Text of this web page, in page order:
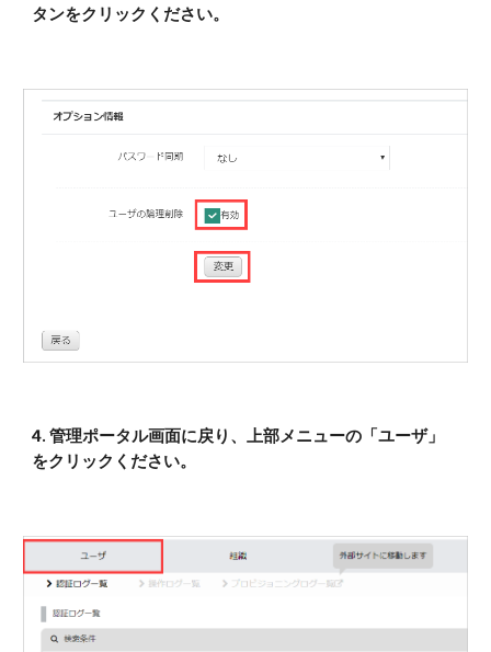
タンをクリックください。
4. 管理ポータル画面に戻り、上部メニューの「ユーザ」
をクリックください。